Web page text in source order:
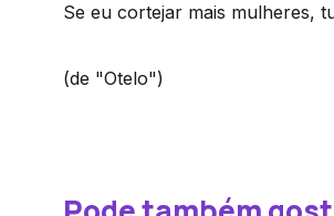
Se eu cortejar mais mulheres,
(de "Otelo")